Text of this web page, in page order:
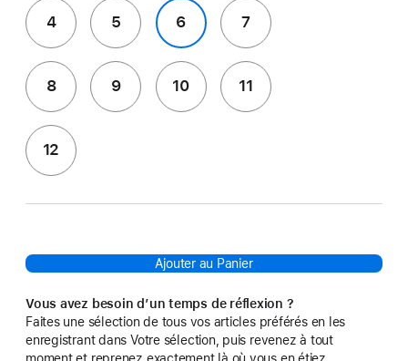
4 5 6 7
8 9 10 11
12
Ajouter au Panier
Vous avez besoin d’un temps de réflexion ?
Faites une sélection de tous vos articles préférés en les
enregistrant dans Votre sélection, puis revenez à tout
moment et reprenez exactement là où vous en étiez.